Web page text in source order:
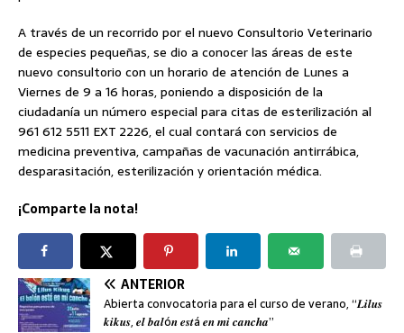
A través de un recorrido por el nuevo Consultorio Veterinario
de especies pequeñas, se dio a conocer las áreas de este
nuevo consultorio con un horario de atención de Lunes a
Viernes de 9 a 16 horas, poniendo a disposición de la
ciudadanía un número especial para citas de esterilización al
961 612 5511 EXT 2226, el cual contará con servicios de
medicina preventiva, campañas de vacunación antirrábica,
desparasitación, esterilización y orientación médica.
¡Comparte la nota!
ANTERIOR
Abierta convocatoria para el curso de verano, “𝑳𝒊𝒍𝒖𝒔
𝒌𝒊𝒌𝒖𝒔, 𝒆𝒍 𝒃𝒂𝒍ó𝒏 𝒆𝒔𝒕á 𝒆𝒏 𝒎𝒊 𝒄𝒂𝒏𝒄𝒉𝒂”